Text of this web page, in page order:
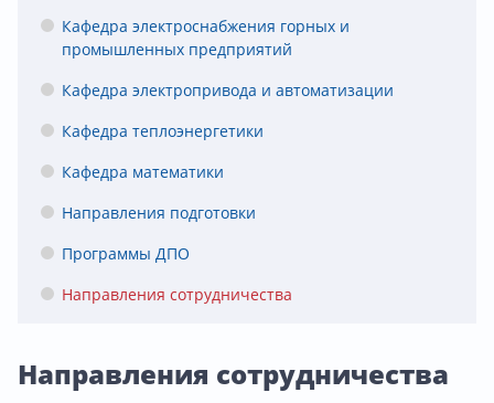
Кафедра электроснабжения горных и
промышленных предприятий
Кафедра электропривода и автоматизации
Кафедра теплоэнергетики
Кафедра математики
Направления подготовки
Программы ДПО
Направления сотрудничества
Направления сотрудничества